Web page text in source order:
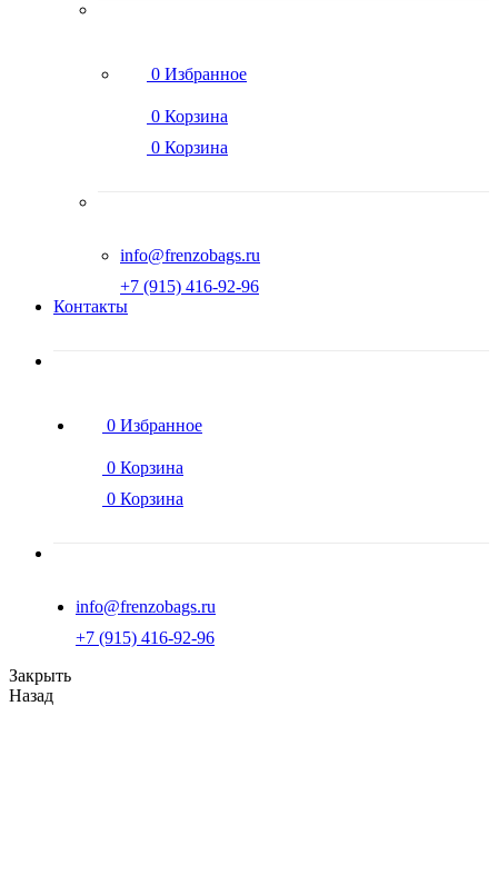
0 Избранное
0 Корзина
0 Корзина
info@frenzobags.ru
‭+7 (915) 416-92-96
Контакты
0 Избранное
0 Корзина
0 Корзина
info@frenzobags.ru
‭+7 (915) 416-92-96
Закрыть
Назад